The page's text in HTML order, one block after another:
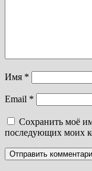
Имя *
Email *
Сохранить моё
последующих моих